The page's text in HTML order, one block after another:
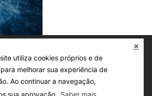
utiliza cookies próprios e de
melhorar sua experiência de
Ao continuar a navegação,
✕